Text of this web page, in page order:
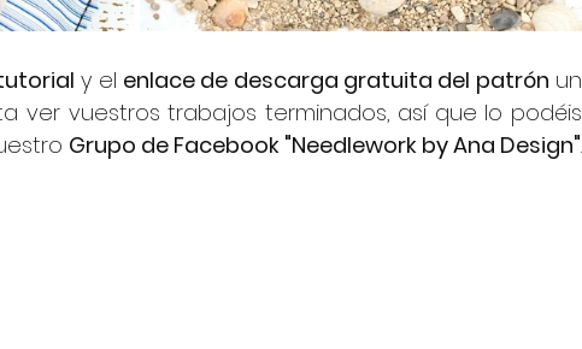
y el enlace de descarga gratuita del patrón un
ver vuestros trabajos terminados, así que lo podéis
Grupo de Facebook "Needlework by Ana Design"